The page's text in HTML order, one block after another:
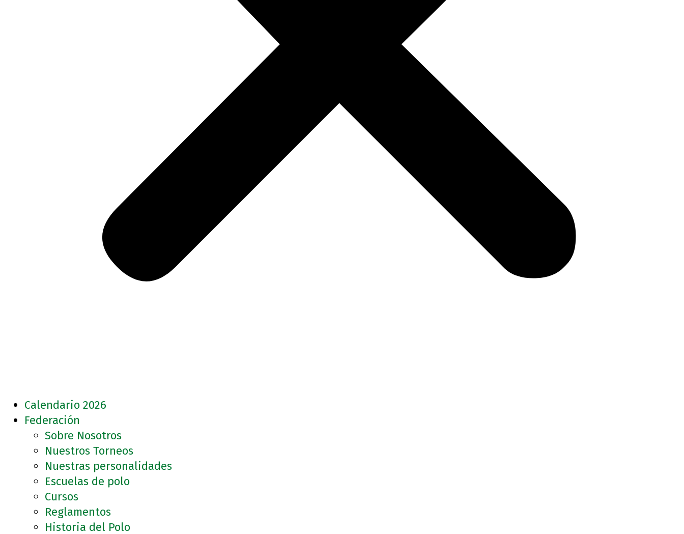
Calendario 2026
Federación
Sobre Nosotros
Nuestros Torneos
Nuestras personalidades
Escuelas de polo
Cursos
Reglamentos
Historia del Polo